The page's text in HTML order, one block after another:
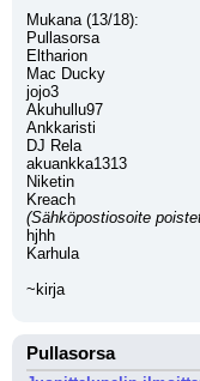
Mukana (13/18):
Pullasorsa
Eltharion
Mac Ducky
jojo3
Akuhullu97
Ankkaristi
DJ Rela
akuankka1313
Niketin
Kreach
(Sähköpostiosoite
hjhh
Karhula
~kirja
Pullasorsa